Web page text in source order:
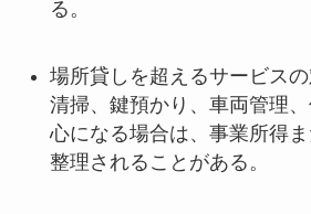
る。
場所貸しを超えるサービスの
清掃、鍵預かり、車両管理
心になる場合は、事業所得
整理されることがある。